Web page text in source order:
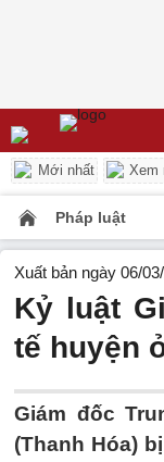
Mới nhất Xem
Pháp luật
Xuất bản ngày 06/
Kỷ luật
tế huyện
Giám đốc
(Thanh Hóa)